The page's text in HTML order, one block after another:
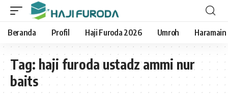
Beranda Profil Haji Furoda 2026 Umroh
Tag: haji furoda ustadz ammi nur
baits